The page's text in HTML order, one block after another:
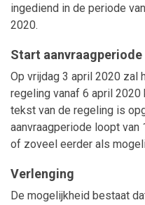
ingediend in de periode
2020.
Start aanvraagperiode
Op vrijdag 3 april 2020 zal
regeling vanaf 6 april 2020
tekst van de regeling is
aanvraagperiode loopt
of zoveel eerder als
Verlenging
De mogelijkheid bestaat